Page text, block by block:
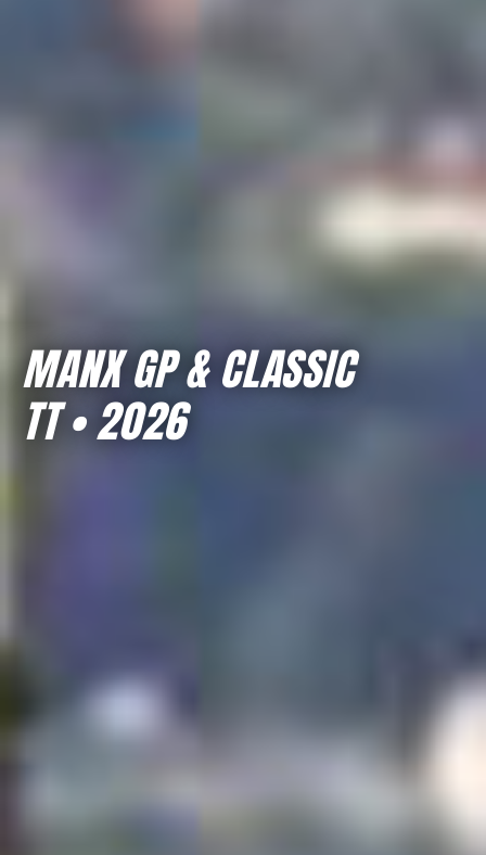
MANX GP & CLASSIC
TT • 2026